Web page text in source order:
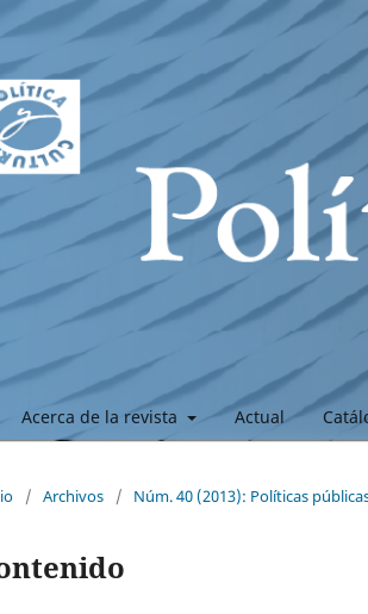
Acerca de la revista Actual
/ Archivos / Núm. 40 (2013): Políticas